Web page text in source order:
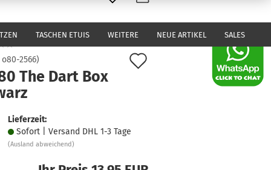
vergessen?
TASCHEN ETUIS NEUE ARTIKEL SALES
WEITERE
o80-2566)
The Dart Box
Lieferzeit:
Sofort | Versand DHL 1-3 Tage
(Ausland abweichend)